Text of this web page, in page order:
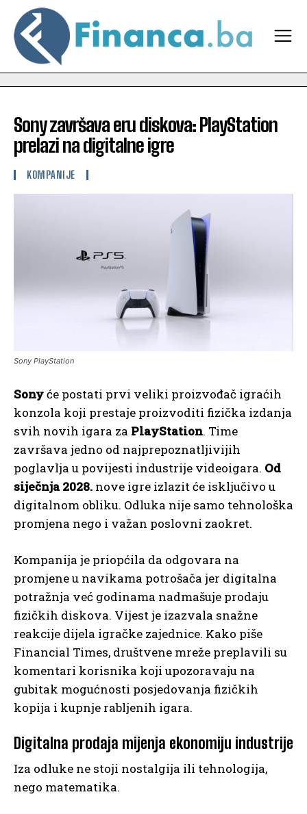
Sony završava eru diskova: PlayStation
prelazi na digitalne igre
KOMPANIJE
Sony PlayStation
Sonyće postati prvi veliki proizvođač igraćih
konzola koji prestaje proizvoditi fizička izdanja
svih novih igara za PlayStation. Time
završava jedno od najprepoznatljivijih
poglavlja u povijesti industrije videoigara. Od
siječnja 2028. nove igre izlazit će isključivo u
digitalnom obliku. Odluka nije samo tehnološka
promjena nego i važan poslovni zaokret.
Kompanija je priopćila da odgovara na
promjene u navikama potrošača jer digitalna
potražnja već godinama nadmašuje prodaju
fizičkih diskova. Vijest je izazvala snažne
reakcije dijela igračke zajednice. Kako piše
Financial Times, društvene mreže preplavili su
komentari korisnika koji upozoravaju na
gubitak mogućnosti posjedovanja fizičkih
kopija i kupnje rabljenih igara.
Digitalna prodaja mijenja ekonomiju industrije
Iza odluke ne stoji nostalgija ili tehnologija,
nego matematika.